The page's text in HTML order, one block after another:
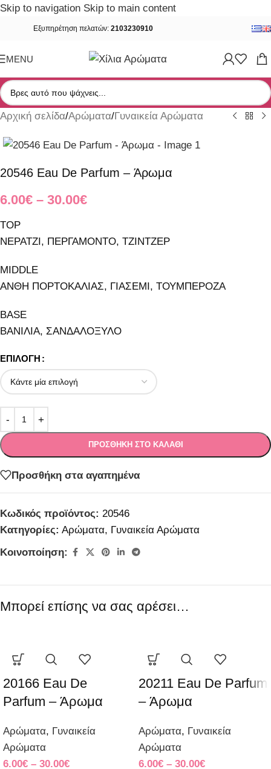
Skip to navigation Skip to main content
Εξυπηρέτηση πελατών: 2103230910
MENU
Αρχική σελίδα/Αρώματα/Γυναικεία Αρώματα
20546 Eau De Parfum – Άρωμα
6.00€ – 30.00€
TOP
ΝΕΡΑΤΖΙ, ΠΕΡΓΑΜΟΝΤΟ, ΤΖΙΝΤΖΕΡ
MIDDLE
ΑΝΘΗ ΠΟΡΤΟΚΑΛΙΑΣ, ΓΙΑΣΕΜΙ, ΤΟΥΜΠΕΡΟΖΑ
BASE
ΒΑΝΙΛΙΑ, ΣΑΝΔΑΛΟΞΥΛΟ
ΕΠΙΛΟΓΉ
ΠΡΟΣΘΉΚΗ ΣΤΟ ΚΑΛΆΘΙ
Προσθήκη στα αγαπημένα
Κωδικός προϊόντος: 20546
Κατηγορίες: Αρώματα, Γυναικεία Αρώματα
Κοινοποίηση:
Μπορεί επίσης να σας αρέσει…
20166 Eau De
Parfum – Άρωμα
Αρώματα, Γυναικεία
Αρώματα
6.00€ – 30.00€
20211 Eau De Parfum
– Άρωμα
Αρώματα, Γυναικεία
Αρώματα
6.00€ – 30.00€